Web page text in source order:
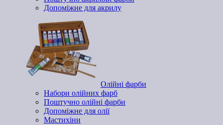
Допоміжне для акрилу
Олійні фарби
Набори олійних фарб
Поштучно олійні фарби
Допоміжне для олії
Мастихіни